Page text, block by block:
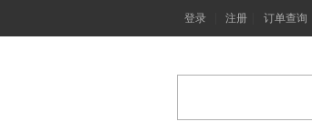
登录 注册 订单查询